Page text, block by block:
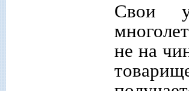
Свои
не на